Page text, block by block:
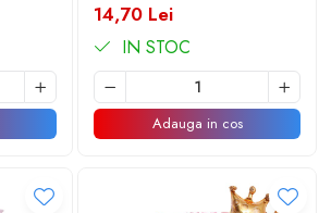
14,70 Lei
IN STOC
Adauga in cos